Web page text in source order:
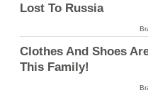
Lost To Russia
Clothes And Shoes
This Family!